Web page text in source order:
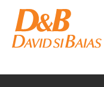
content